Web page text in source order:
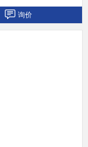
询价